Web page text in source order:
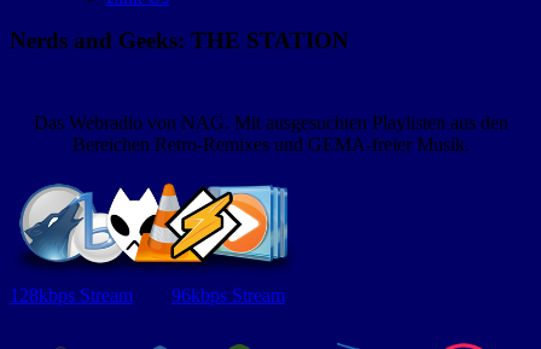
Nerds and Geeks: THE STATION
Das Webradio von NAG. Mit ausgesuchten Playlisten aus den
Bereichen Retro-Remixes und GEMA-freier Musik.
128kbps Stream 96kbps Stream